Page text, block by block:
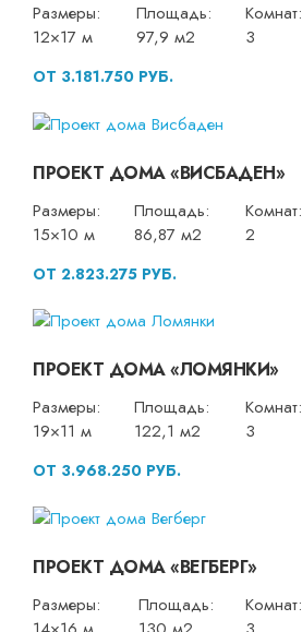
Размеры:
12×17 м
Площадь:
97,9 м2
Комнат:
3
ОТ 3.181.750 РУБ.
ПРОЕКТ ДОМА «ВИСБАДЕН»
Размеры:
15×10 м
Площадь:
86,87 м2
Комнат:
2
ОТ 2.823.275 РУБ.
ПРОЕКТ ДОМА «ЛОМЯНКИ»
Размеры:
19×11 м
Площадь:
122,1 м2
Комнат:
3
ОТ 3.968.250 РУБ.
ПРОЕКТ ДОМА «ВЕГБЕРГ»
Размеры:
Площадь:
Комнат: